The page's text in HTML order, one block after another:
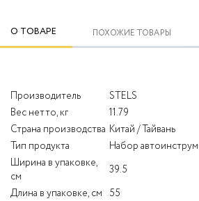
О ТОВАРЕ ПОХОЖИЕ ТОВАРЫ
Производитель
STELS
Вес нетто, кг
11.79
Страна производства Китай / Тайвань
Тип продукта
Набор
Ширина в упаковке,
см
39.5
Длина в упаковке, см 55